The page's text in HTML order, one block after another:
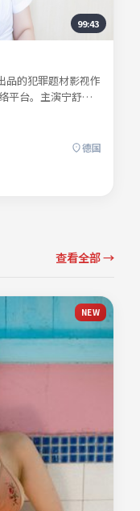
99:43
品的犯罪题材影视作
平台。主演宁舒
折的人物命运。人
关键词包含犯罪、
影迷检索与比对同类
德国
查看全部 →
NEW